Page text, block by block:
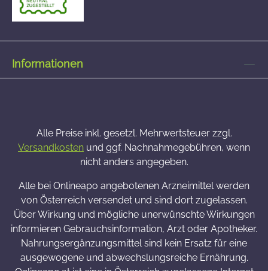
Informationen
Alle Preise inkl. gesetzl. Mehrwertsteuer zzgl.
Versandkosten und ggf. Nachnahmegebühren, wenn
nicht anders angegeben.
Alle bei Onlineapo angebotenen Arzneimittel werden
von Österreich versendet und sind dort zugelassen.
Über Wirkung und mögliche unerwünschte Wirkungen
informieren Gebrauchsinformation, Arzt oder Apotheker.
Nahrungsergänzungsmittel sind kein Ersatz für eine
ausgewogene und abwechslungsreiche Ernährung.